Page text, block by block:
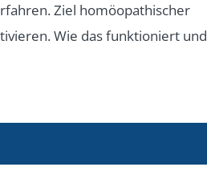
Ziel homöopathischer
Wie das funktioniert und